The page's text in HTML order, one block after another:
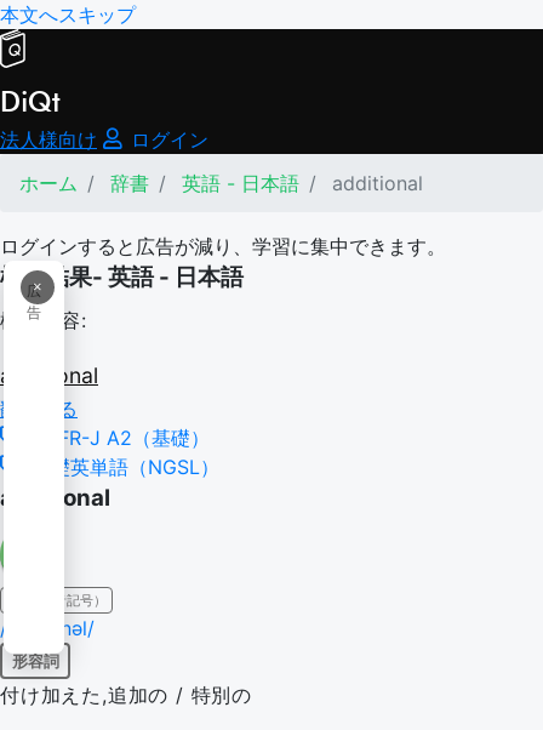
本文へスキップ
DiQt
法人様向け
ログイン
ホーム
辞書 英語 - 日本語 additional
ログインすると広告が減り、学習に集中できます。
×
広
告
検索結果- 英語 - 日本語
検索内容:
additional
翻訳する
CEFR-J A2（基礎）
基礎英単語（NGSL）
additional
IPA（発音記号）
/əˈdɪʃənəl/
形容詞
付け加えた,追加の / 特別の